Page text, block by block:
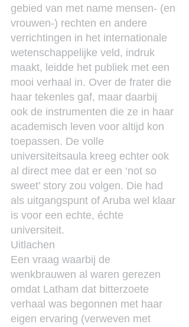
gebied van met name mensen- (en
vrouwen-) rechten en andere
verrichtingen in het internationale
wetenschappelijke veld, indruk
maakt, leidde het publiek met een
mooi verhaal in. Over de frater die
haar tekenles gaf, maar daarbij
ook de instrumenten die ze in haar
academisch leven voor altijd kon
toepassen. De volle
universiteitsaula kreeg echter ook
al direct mee dat er een ‘not so
sweet’ story zou volgen. Die had
als uitgangspunt of Aruba wel klaar
is voor een echte, échte
universiteit.
Uitlachen
Een vraag waarbij de
wenkbrauwen al waren gerezen
omdat Latham dat bitterzoete
verhaal was begonnen met haar
eigen ervaring (verweven met